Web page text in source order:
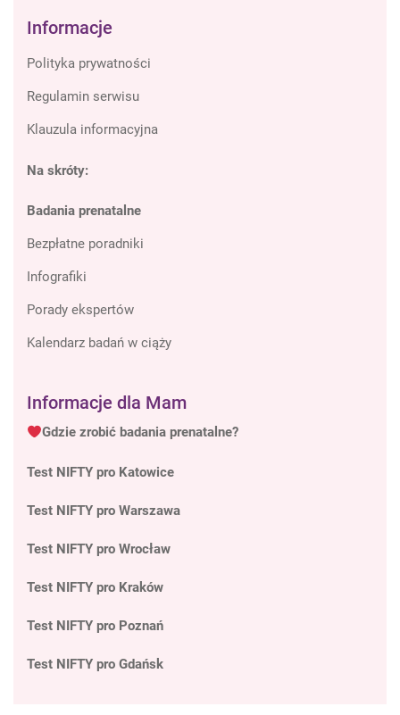
Informacje
Polityka prywatności
Regulamin serwisu
Klauzula informacyjna
Na skróty:
Badania prenatalne
Bezpłatne poradniki
Infografiki
Porady ekspertów
Kalendarz badań w ciąży
Informacje dla Mam
Gdzie zrobić badania prenatalne?
Test NIFTY pro Katowice
Test NIFTY pro Warszawa
Test NIFTY pro Wrocław
Test NIFTY pro Kraków
Test NIFTY pro Poznań
Test NIFTY pro Gdańsk